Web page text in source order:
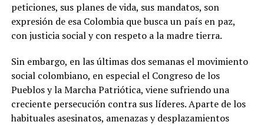
peticiones, sus planes de vida, sus mandatos, son
expresión de esa Colombia que busca un país en paz,
con justicia social y con respeto a la madre tierra.
Sin embargo, en las últimas dos semanas el movimiento
social colombiano, en especial el Congreso de los
Pueblos y la Marcha Patriótica, viene sufriendo una
creciente persecución contra sus líderes. Aparte de los
habituales asesinatos, amenazas y desplazamientos